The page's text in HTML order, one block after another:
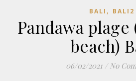
BALI , BALI2
Pandawa plage
beach)
06/02/2021 / No